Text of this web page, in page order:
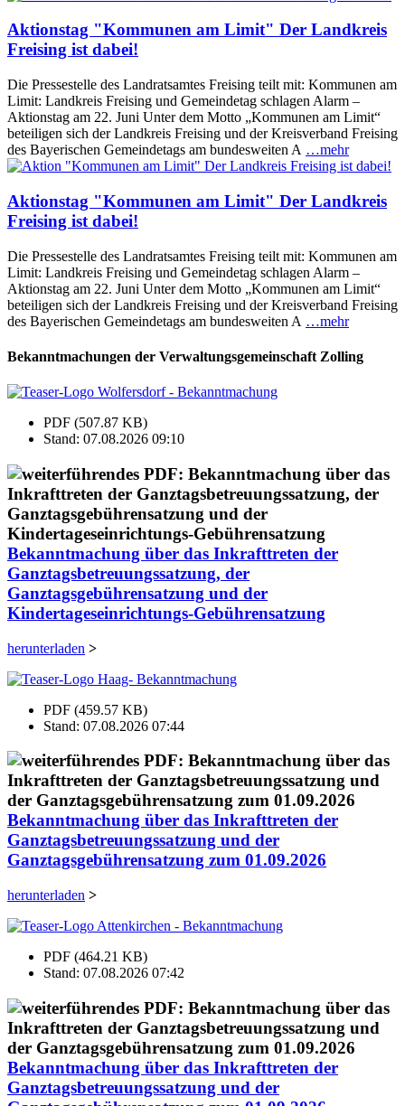
Aktionstag "Kommunen am Limit" Der Landkreis
Freising ist dabei!
Die Pressestelle des Landratsamtes Freising teilt mit: Kommunen am
Limit: Landkreis Freising und Gemeindetag schlagen Alarm –
Aktionstag am 22. Juni Unter dem Motto „Kommunen am Limit“
beteiligen sich der Landkreis Freising und der Kreisverband Freising
des Bayerischen Gemeindetags am bundesweiten A …mehr
Aktionstag "Kommunen am Limit" Der Landkreis
Freising ist dabei!
Die Pressestelle des Landratsamtes Freising teilt mit: Kommunen am
Limit: Landkreis Freising und Gemeindetag schlagen Alarm –
Aktionstag am 22. Juni Unter dem Motto „Kommunen am Limit“
beteiligen sich der Landkreis Freising und der Kreisverband Freising
des Bayerischen Gemeindetags am bundesweiten A …mehr
Bekanntmachungen der Verwaltungsgemeinschaft Zolling
PDF (507.87 KB)
Stand: 07.08.2026 09:10
Bekanntmachung über das Inkrafttreten der
Ganztagsbetreuungssatzung, der
Ganztagsgebührensatzung und der
Kindertageseinrichtungs-Gebührensatzung
herunterladen >
PDF (459.57 KB)
Stand: 07.08.2026 07:44
Bekanntmachung über das Inkrafttreten der
Ganztagsbetreuungssatzung und der
Ganztagsgebührensatzung zum 01.09.2026
herunterladen >
PDF (464.21 KB)
Stand: 07.08.2026 07:42
Bekanntmachung über das Inkrafttreten der
Ganztagsbetreuungssatzung und der